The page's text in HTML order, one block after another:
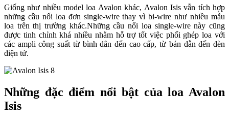
Giống như nhiều model loa Avalon khác, Avalon Isis vẫn tích hợp
những cầu nối loa đơn single-wire thay vì bi-wire như nhiều mẫu
loa trên thị trường khác.Những cầu nối loa single-wire này cũng
được tinh chỉnh khá nhiều nhằm hỗ trợ tốt việc phối ghép loa với
các ampli công suất từ bình dân đến cao cấp, từ bán dẫn đến đèn
điện tử.
Những đặc điểm nổi bật của loa Avalon
Isis